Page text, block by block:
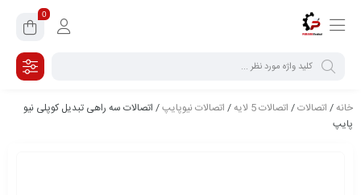
0
خانه/ اتصالات/ اتصالات 5 لایه / اتصالات نیوپایپ/ اتصالات سه راهی تبدیل کوپلی نیو
پایپ